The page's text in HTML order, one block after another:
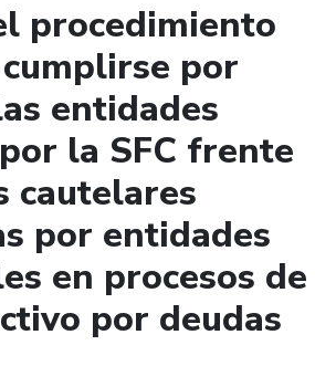
procedimiento
por
entidades
la SFC frente
cautelares
por entidades
en procesos de
por deudas